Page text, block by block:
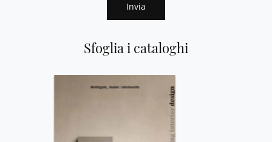
Sfoglia i cataloghi
Invia